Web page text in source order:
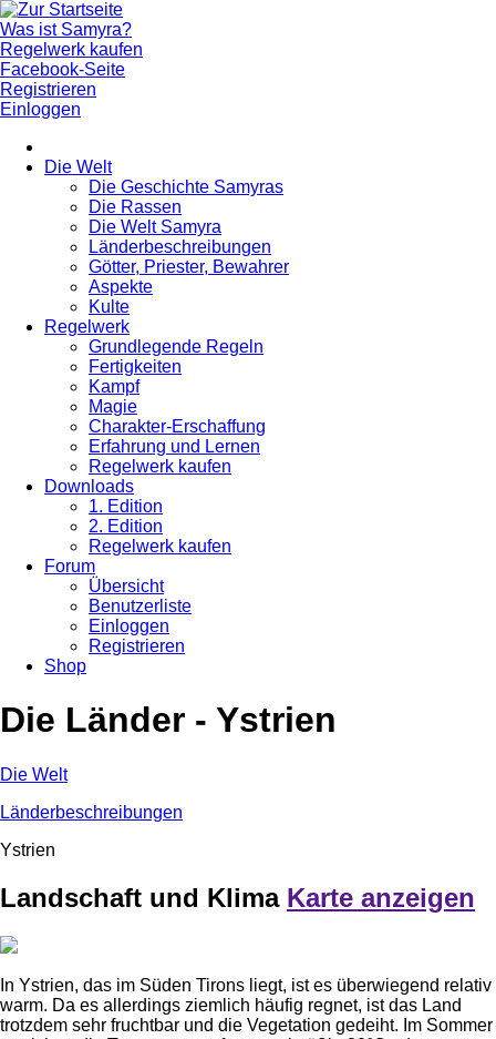
Was ist Samyra?
Regelwerk kaufen
Facebook-Seite
Registrieren
Einloggen
Die Welt
Die Geschichte Samyras
Die Rassen
Die Welt Samyra
Länderbeschreibungen
Götter, Priester, Bewahrer
Aspekte
Kulte
Regelwerk
Grundlegende Regeln
Fertigkeiten
Kampf
Magie
Charakter-Erschaffung
Erfahrung und Lernen
Regelwerk kaufen
Downloads
1. Edition
2. Edition
Regelwerk kaufen
Forum
Übersicht
Benutzerliste
Einloggen
Registrieren
Shop
Die Länder - Ystrien
Die Welt
Länderbeschreibungen
Ystrien
Landschaft und Klima Karte anzeigen
In Ystrien, das im Süden Tirons liegt, ist es überwiegend relativ
warm. Da es allerdings ziemlich häufig regnet, ist das Land
trotzdem sehr fruchtbar und die Vegetation gedeiht. Im Sommer